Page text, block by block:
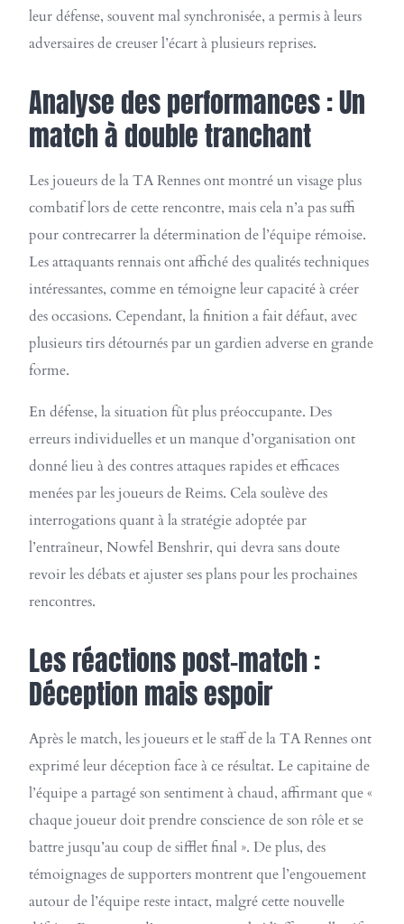
leur défense, souvent mal synchronisée, a permis à leurs
adversaires de creuser l’écart à plusieurs reprises.
Analyse des performances : Un
match à double tranchant
Les joueurs de la TA Rennes ont montré un visage plus
combatif lors de cette rencontre, mais cela n’a pas suffi
pour contrecarrer la détermination de l’équipe rémoise.
Les attaquants rennais ont affiché des qualités techniques
intéressantes, comme en témoigne leur capacité à créer
des occasions. Cependant, la finition a fait défaut, avec
plusieurs tirs détournés par un gardien adverse en grande
forme.
En défense, la situation fût plus préoccupante. Des
erreurs individuelles et un manque d’organisation ont
donné lieu à des contres attaques rapides et efficaces
menées par les joueurs de Reims. Cela soulève des
interrogations quant à la stratégie adoptée par
l’entraîneur, Nowfel Benshrir, qui devra sans doute
revoir les débats et ajuster ses plans pour les prochaines
rencontres.
Les réactions post-match :
Déception mais espoir
Après le match, les joueurs et le staff de la TA Rennes ont
exprimé leur déception face à ce résultat. Le capitaine de
l’équipe a partagé son sentiment à chaud, affirmant que «
chaque joueur doit prendre conscience de son rôle et se
battre jusqu’au coup de sifflet final ». De plus, des
témoignages de supporters montrent que l’engouement
autour de l’équipe reste intact, malgré cette nouvelle